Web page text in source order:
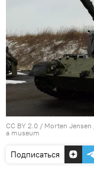
CC BY 2.0 / Morten Jensen
a museum
Подписаться